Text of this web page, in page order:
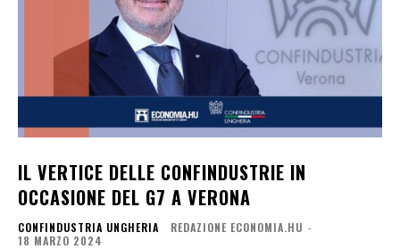
IL VERTICE DELLE CONFINDUSTRIE IN
OCCASIONE DEL G7 A VERONA
CONFINDUSTRIA UNGHERIA REDAZIONE ECONOMIA.HU -
18 MARZO 2024